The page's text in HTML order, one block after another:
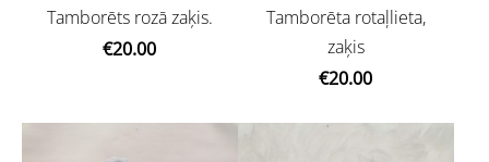
Tamborēts rozā zaķis.
€20.00
Tamborēta rotaļlieta,
zaķis
€20.00